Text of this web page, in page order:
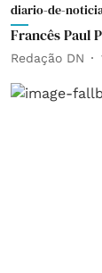
diario-de-
Francês Paul
Redação DN